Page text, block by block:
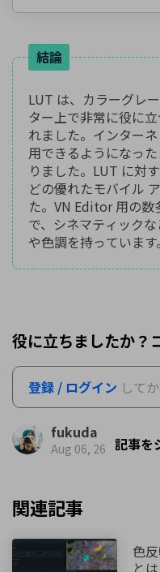
結論
LUT は、カラーグレ
ター上で非常に役に
れました。インター
用できるようになっ
りました。LUT に対
どの優れたモバイル
た。VN Editor 用の数
で、シネマティック
や色調を持っています。
役に立ちましたか？
登録 / ログイン して
fukuda
Aug 06, 26 記事を
関連記事
色
と